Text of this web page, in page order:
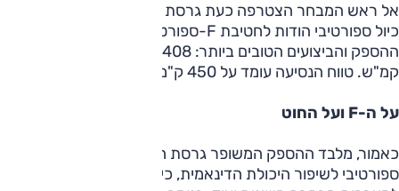
כיול ספורטיבי הודות לחטיבת F-ספורט של היצרנית. לגרסה זו
קמ"ש. טווח הנסיעה עומד על 450 ק"מ.
על ה-F ועל החוט
ספורטיבי לשיפור היכולת הדינאמית, כיול ספורטיבי יותר